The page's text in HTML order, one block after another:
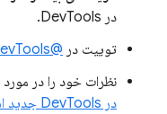
در DevTools.
توییت در @ChromeDevTools
نظرات خود را در مورد
در DevTools جدید است»